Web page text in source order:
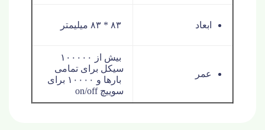
ابعاد
عمر
بیش از ۱۰۰۰۰۰
سیکل برای تمامی
بارها و ۱۰۰۰۰ برای
سوییچ on/off